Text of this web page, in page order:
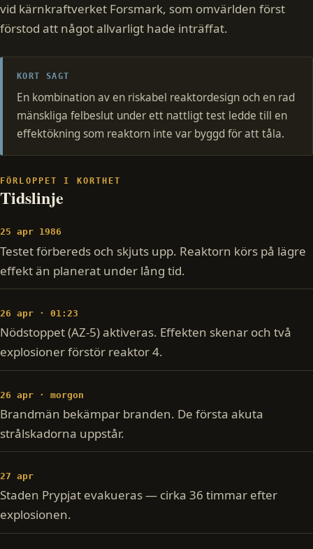
vid kärnkraftverket Forsmark, som omvärlden först
förstod att något allvarligt hade inträffat.
KORT SAGT
En kombination av en riskabel reaktordesign och en rad
mänskliga felbeslut under ett nattligt test ledde till en
effektökning som reaktorn inte var byggd för att tåla.
FÖRLOPPET I KORTHET
Tidslinje
25 apr 1986
Testet förbereds och skjuts upp. Reaktorn körs på lägre
effekt än planerat under lång tid.
26 apr · 01:23
Nödstoppet (AZ-5) aktiveras. Effekten skenar och två
explosioner förstör reaktor 4.
26 apr · morgon
Brandmän bekämpar branden. De första akuta
strålskadorna uppstår.
27 apr
Staden Prypjat evakueras — cirka 36 timmar efter
explosionen.